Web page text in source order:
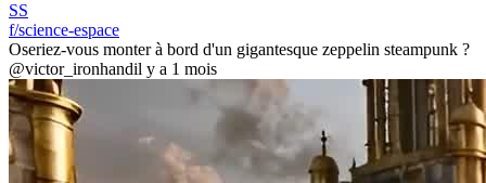
SS
f/science-espace
Oseriez-vous monter à bord d'un gigantesque zeppelin steampunk ?
@victor_ironhandil y a 1 mois